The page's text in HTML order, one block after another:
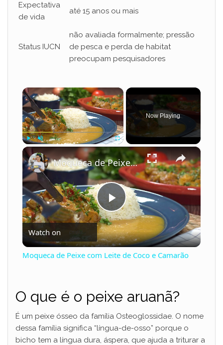
Expectativa
de vida
até 15 anos ou mais
Status IUCN
não avaliada formalmente; pressão
de pesca e perda de habitat
preocupam pesquisadores
×
Fullscreen
Now Playing
×
P
l
y
V
Moqueca de Peixe com Leite de Coco e Camarão
Watch on
Moqueca de Peixe com Leite de Coco e Camarão
O que é o peixe aruanã?
É um peixe ósseo da família Osteoglossidae. O nome
dessa família significa “língua-de-osso” porque o
bicho tem a língua dura, áspera, que ajuda a triturar a